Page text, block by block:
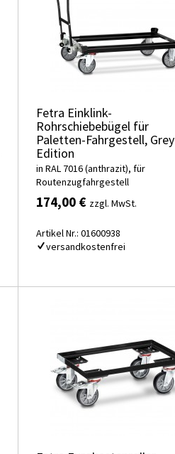
Fetra Einklink-
Rohrschiebebügel für
Paletten-Fahrgestell, Grey
Edition
in RAL 7016 (anthrazit), für
Routenzugfahrgestell
174,00 € zzgl. MwSt.
Artikel Nr.: 01600938
versandkostenfrei